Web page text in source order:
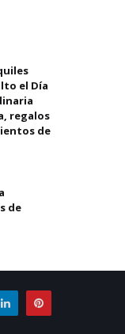
el Día
regalos
de
de